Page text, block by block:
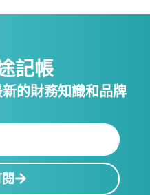
記帳
的財務知識和品牌